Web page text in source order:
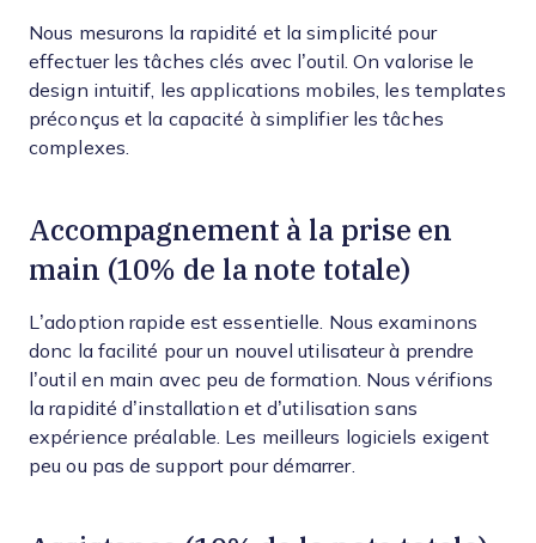
Nous mesurons la rapidité et la simplicité pour
effectuer les tâches clés avec l’outil. On valorise le
design intuitif, les applications mobiles, les templates
préconçus et la capacité à simplifier les tâches
complexes.
Accompagnement à la prise en
main (10% de la note totale)
L’adoption rapide est essentielle. Nous examinons
donc la facilité pour un nouvel utilisateur à prendre
l’outil en main avec peu de formation. Nous vérifions
la rapidité d’installation et d’utilisation sans
expérience préalable. Les meilleurs logiciels exigent
peu ou pas de support pour démarrer.